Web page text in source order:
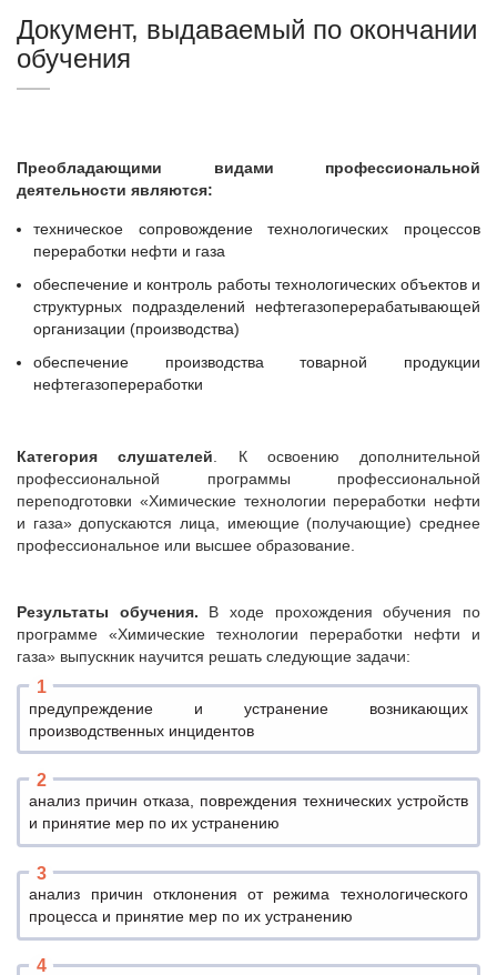
Документ, выдаваемый по окончании
обучения
Преобладающими видами профессиональной
деятельности являются:
техническое сопровождение технологических процессов
переработки нефти и газа
обеспечение и контроль работы технологических объектов и
структурных подразделений нефтегазоперерабатывающей
организации (производства)
обеспечение производства товарной продукции
нефтегазопереработки
Категория слушателей. К освоению дополнительной
профессиональной программы профессиональной
переподготовки «Химические технологии переработки нефти
и газа» допускаются лица, имеющие (получающие) среднее
профессиональное или высшее образование.
Результаты обучения. В ходе прохождения обучения по
программе «Химические технологии переработки нефти и
газа» выпускник научится решать следующие задачи:
предупреждение и устранение возникающих
производственных инцидентов
анализ причин отказа, повреждения технических устройств
и принятие мер по их устранению
анализ причин отклонения от режима технологического
процесса и принятие мер по их устранению